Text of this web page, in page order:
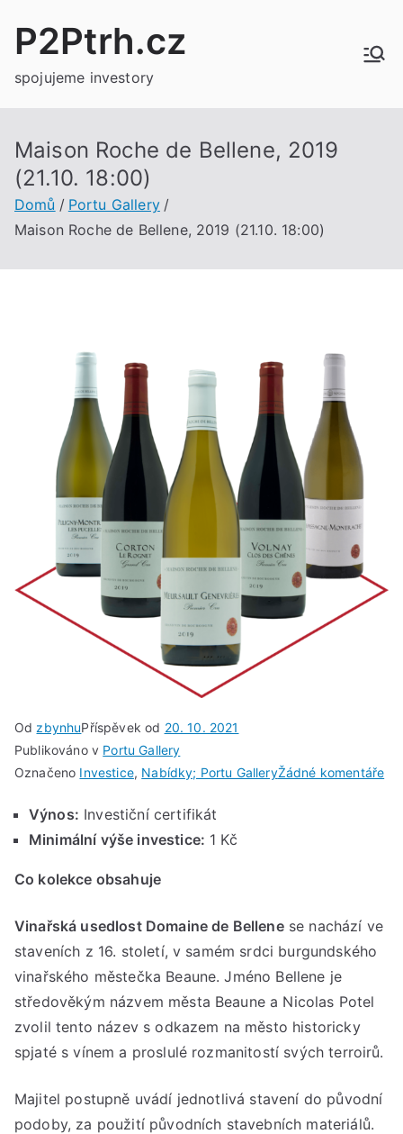
P2Ptrh.cz
spojujeme investory
Maison Roche de Bellene, 2019
(21.10. 18:00)
Domů
Portu Gallery
Maison Roche de Bellene, 2019 (21.10. 18:00)
Od zbynhuPříspěvek od 20. 10. 2021
Publikováno v Portu Gallery
Označeno Investice, Nabídky; Portu GalleryŽádné komentářeu
Výnos: Investiční certifikát
Minimální výše investice: 1 Kč
Co kolekce obsahuje
Vinařská usedlost Domaine de Bellenese nachází ve
staveních z 16. století, v samém srdci burgundského
vinařského městečka Beaune. Jméno Bellene je
středověkým názvem města Beaune a Nicolas Potel
zvolil tento název s odkazem na město historicky
spjaté s vínem a proslulé rozmanitostí svých terroirů.
Majitel postupně uvádí jednotlivá stavení do původní
podoby, za použití původních stavebních materiálů.